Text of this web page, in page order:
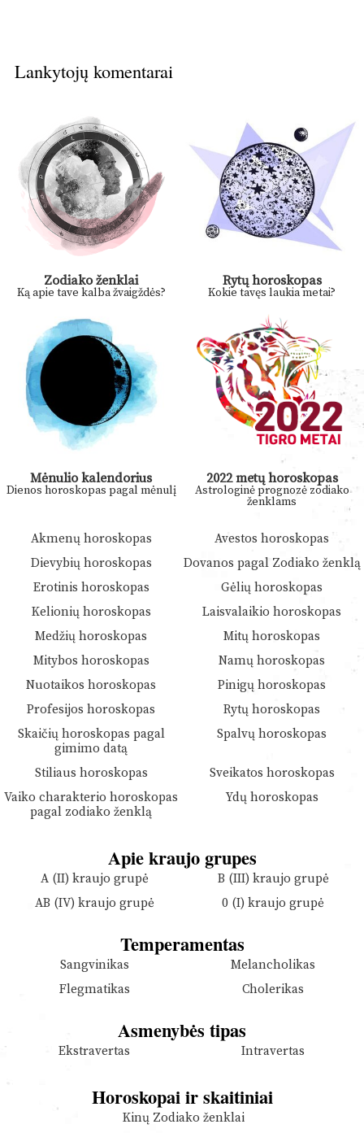
Lankytojų komentarai
Zodiako ženklai
Ką apie tave kalba žvaigždės?
Rytų horoskopas
Kokie tavęs laukia metai?
Mėnulio kalendorius
Dienos horoskopas pagal mėnulį
2022 metų horoskopas
Astrologinė prognozė zodiako
ženklams
Akmenų horoskopas
Avestos horoskopas
Dievybių horoskopas
Dovanos pagal Zodiako ženklą
Erotinis horoskopas
Gėlių horoskopas
Kelionių horoskopas
Laisvalaikio horoskopas
Medžių horoskopas
Mitų horoskopas
Mitybos horoskopas
Namų horoskopas
Nuotaikos horoskopas
Pinigų horoskopas
Profesijos horoskopas
Rytų horoskopas
Skaičių horoskopas pagal
gimimo datą
Spalvų horoskopas
Stiliaus horoskopas
Sveikatos horoskopas
Vaiko charakterio horoskopas
pagal zodiako ženklą
Ydų horoskopas
Apie kraujo grupes
A (II) kraujo grupė
B (III) kraujo grupė
AB (IV) kraujo grupė
0 (I) kraujo grupė
Temperamentas
Sangvinikas
Melancholikas
Flegmatikas
Cholerikas
Asmenybės tipas
Ekstravertas Intravertas
Horoskopai ir skaitiniai
Kinų Zodiako ženklai